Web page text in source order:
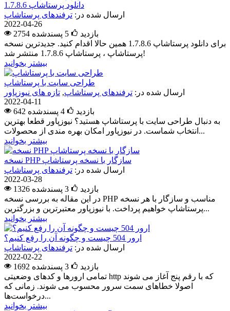
دانلود پرستاشاپ 1.7.8.6
ارسال شده در: ترفندهای پرستاشاپ
2022-04-26
2754 بازدید
5 پسندشده
برای دانلود پرستاشاپ 1.7.8.6 همین حالا اقدام کنید. جدیدترین نسخه
پرستاشاپ ، پرستاشاپ 1.7.8.6 منتشر شد!
بیشتر بخوانید
طراحی سایت با پرستاشاپ
ارسال شده در: ترفندهای پرستاشاپ, تازه های نیوزپاور
2022-04-11
642 بازدید
4 پسندشده
به دنبال طراحی سایت با پرستاشاپ هستید؟ نیوزپاور قطعا بهترین
انتخاب شماست. در نیوزپاور امکان بهره مندی از محصولات...
بیشتر بخوانید
نسخه PHP سازگار با نسخه پرستاشاپ
ارسال شده در: ترفندهای پرستاشاپ
2022-03-28
1326 بازدید
3 پسندشده
در این مقاله به بررسی نسخه PHP مناسب و سازگار با هر نسخه
پرستاشاپ خواهیم پرداخت. با نیوزپاور معتبرترین و بزرگترین...
بیشتر بخوانید
ارور 504 چیست و چگونه آن را رفع کنیم؟
ارسال شده در: ترفندهای پرستاشاپ
2022-02-22
1692 بازدید
3 پسندشده
تمامی ارورها و کدهای وضعیتی http که با رقم پنج آغاز می شوند
اصولا خطاهای سمت سرور محسوب می شوند. زمانی که
درخواست‌ها...
بیشتر بخوانید